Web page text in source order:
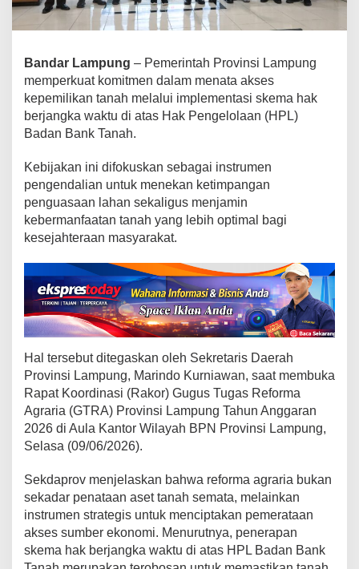
r
a
p
e
r
a
t
,
L
a
p
u
n
g
W
j
u
d
k
a
e
f
o
m
a
Bandar Lampung – Pemerintah Provinsi Lampung
memperkuat komitmen dalam menata akses
kepemilikan tanah melalui implementasi skema hak
berjangka waktu di atas Hak Pengelolaan (HPL)
Badan Bank Tanah.
Kebijakan ini difokuskan sebagai instrumen
pengendalian untuk menekan ketimpangan
penguasaan lahan sekaligus menjamin
kebermanfaatan tanah yang lebih optimal bagi
kesejahteraan masyarakat.
Hal tersebut ditegaskan oleh Sekretaris Daerah
Provinsi Lampung, Marindo Kurniawan, saat membuka
Rapat Koordinasi (Rakor) Gugus Tugas Reforma
Agraria (GTRA) Provinsi Lampung Tahun Anggaran
2026 di Aula Kantor Wilayah BPN Provinsi Lampung,
Selasa (09/06/2026).
Sekdaprov menjelaskan bahwa reforma agraria bukan
sekadar penataan aset tanah semata, melainkan
instrumen strategis untuk menciptakan pemerataan
akses sumber ekonomi. Menurutnya, penerapan
skema hak berjangka waktu di atas HPL Badan Bank